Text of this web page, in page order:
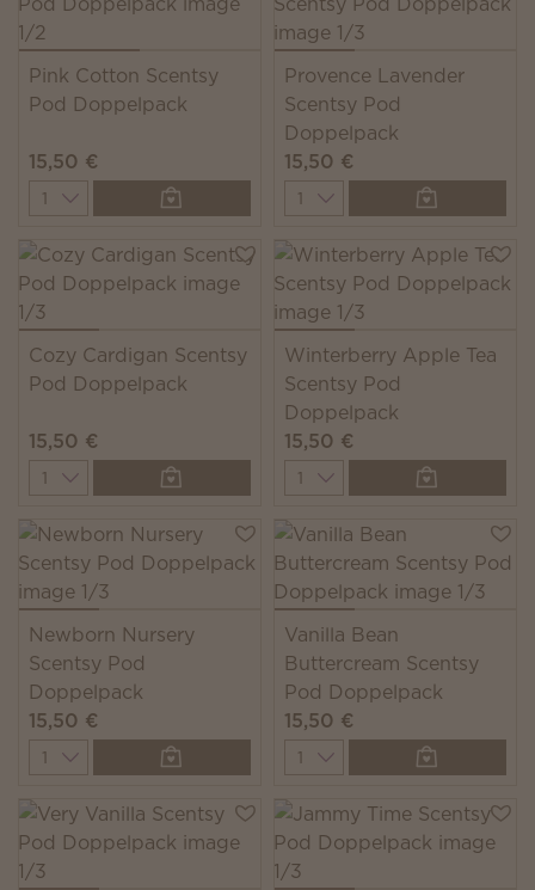
Pink Cotton Scentsy
Pod Doppelpack
15,50 €
Quantity
Provence Lavender
Scentsy Pod
Doppelpack
15,50 €
Quantity
Cozy Cardigan Scentsy
Pod Doppelpack
15,50 €
Quantity
Winterberry Apple Tea
Scentsy Pod
Doppelpack
15,50 €
Quantity
Newborn Nursery
Scentsy Pod
Doppelpack
15,50 €
Quantity
Vanilla Bean
Buttercream Scentsy
Pod Doppelpack
15,50 €
Quantity